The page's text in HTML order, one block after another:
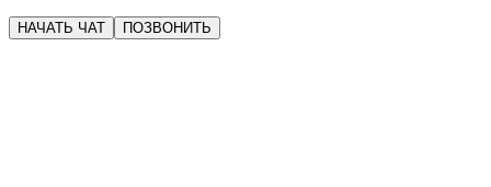
НАЧАТЬ ЧАТ ПОЗВОНИТЬ